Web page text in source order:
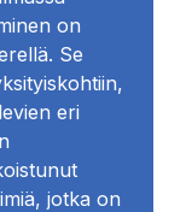
on
Se
eri
jotka on